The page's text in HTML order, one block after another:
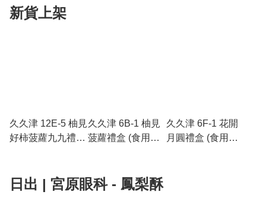
新貨上架
久久津 12E-5 柚見
好柿菠蘿九九禮盒
久久津 6B-1 柚見
菠蘿禮盒 (食用期
久久津 6F-1 花開
月圓禮盒 (食用期
日出 | 宮原眼科 - 鳳梨酥